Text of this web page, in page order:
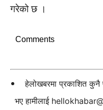
गरेको छ ।
Comments
हेलोखबरमा प्रकाशित कुनै
भए हामीलाई